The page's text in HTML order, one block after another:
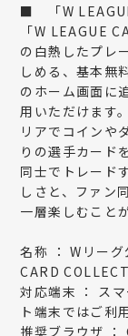
■
「W
「W LEAGUE
の白熱したプレ
しめる、基本無
のホーム画面に
用いただけます
リアでコインや
りの選手カード
同士でトレード
しさと、ファン
一層楽しむこと
名称 ： Wリー
CARD
対応端末 ： ス
ト端末ではご利
推奨ブラウザ